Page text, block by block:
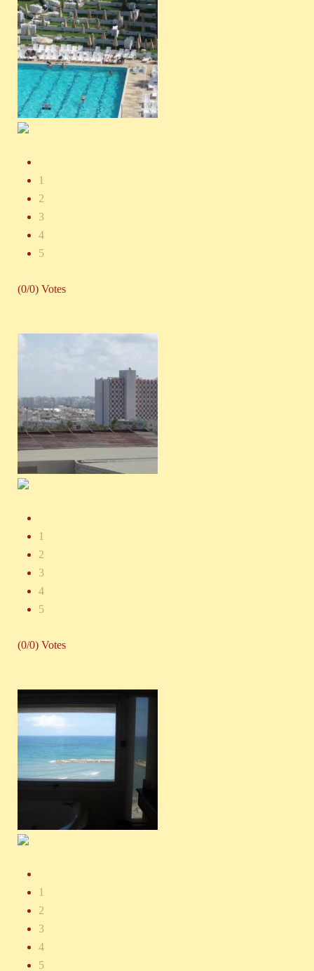
1
2
3
4
5
(0/0) Votes
1
2
3
4
5
(0/0) Votes
1
2
3
4
5